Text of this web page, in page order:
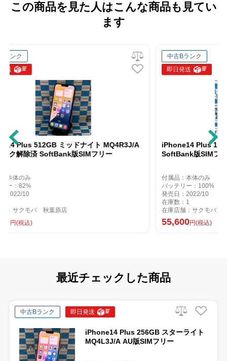
この商品を見た人はこんな商品も見てい
ます
MQ4R3J/A
リー
iPhone14 Plus 128GB スターライト MQ4D3J/A
SoftBank版SIMフリー
最近チェックした商品
中古Bランク 即日発送
iPhone14 Plus 256GB スターライト
MQ4L3J/A AU版SIMフリー